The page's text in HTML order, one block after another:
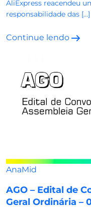
AliExpress reacendeu
responsabilidade das […]
Continue lendo
AnaMid
AGO – Edital de
Geral Ordinária –